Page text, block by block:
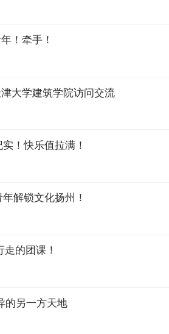
！牵手！
大学建筑学院访问交流
！快乐值拉满！
解锁文化扬州！
的团课！
的另一方天地